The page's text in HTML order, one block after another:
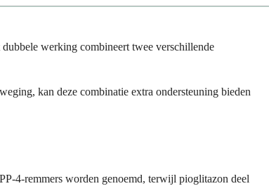
werking combineert twee verschillende
kan deze combinatie extra ondersteuning bieden
4-remmers worden genoemd, terwijl pioglitazon deel